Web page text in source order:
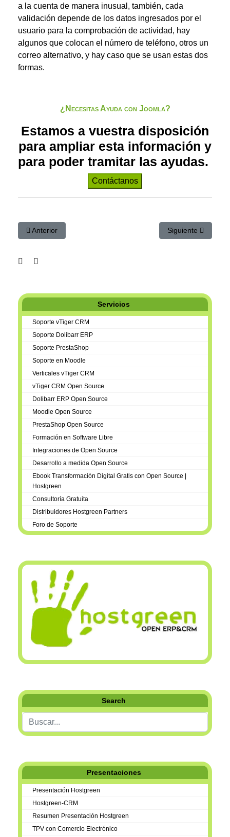
a la cuenta de manera inusual, también, cada
validación depende de los datos ingresados por el
usuario para la comprobación de actividad, hay
algunos que colocan el número de teléfono, otros un
correo alternativo, y hay caso que se usan estas dos
formas.
¿Necesitas Ayuda con Joomla?
Estamos a vuestra disposición
para ampliar esta información y
para poder tramitar las ayudas.
Artículo anterior: Dolibarr y la inteligencia artificial chatGPT y
Anterior Artículo siguiente:
Siguiente
Servicios
Soporte vTiger CRM
Soporte Dolibarr ERP
Soporte PrestaShop
Soporte en Moodle
Verticales vTiger CRM
vTiger CRM Open Source
Dolibarr ERP Open Source
Moodle Open Source
PrestaShop Open Source
Formación en Software Libre
Integraciones de Open Source
Desarrollo a medida Open Source
Ebook Transformación Digital Gratis con Open Source |
Hostgreen
Consultoría Gratuita
Distribuidores Hostgreen Partners
Foro de Soporte
Search
Buscar...
Presentaciones
Presentación Hostgreen
Hostgreen-CRM
Resumen Presentación Hostgreen
TPV con Comercio Electrónico